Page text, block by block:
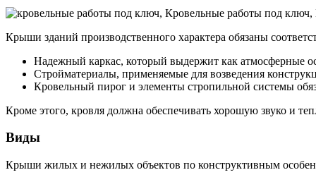
Крыши зданий производственного характера обязаны
Надежный каркас, который выдержит как атмосферные
Стройматериалы, применяемые для возведения
Кровельный пирог и элементы стропильной системы
Кроме этого, кровля должна обеспечивать хорошую звуко и
Виды
Крыши жилых и нежилых объектов по конструктивным